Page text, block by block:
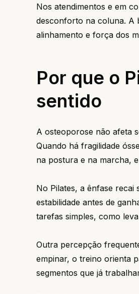
Nos atendimentos e em
desconforto na coluna. A
alinhamento e força dos
Por que o
sentido
A osteoporose não afeta
Quando há fragilidade
na postura e na marcha,
No Pilates, a ênfase
estabilidade antes de
tarefas simples, como
Outra percepção
empinar, o treino orienta
segmentos que já